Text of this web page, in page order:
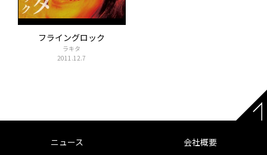
フライングロック
ラキタ
2011.12.7
ニュース 会社概要